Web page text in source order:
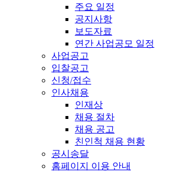
주요 일정
공지사항
보도자료
연간 사업공모 일정
사업공고
입찰공고
신청/접수
인사채용
인재상
채용 절차
채용 공고
친인척 채용 현황
공시송달
홈페이지 이용 안내